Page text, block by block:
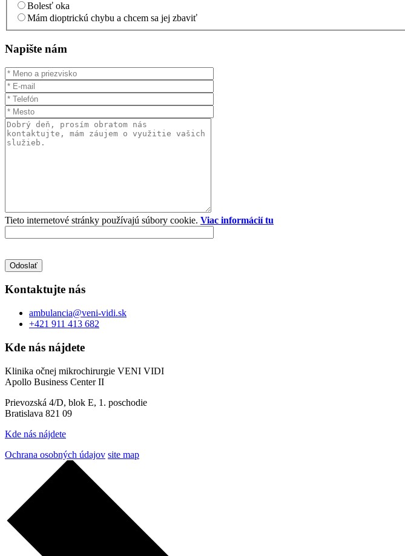
Bolesť oka
Mám dioptrickú chybu a chcem sa jej zbaviť
Napište nám
Tieto internetové stránky používajú súbory cookie. Viac informácií tu
Kontaktujte nás
ambulancia@veni-vidi.sk
+421 911 413 682
Kde nás nájdete
Klinika očnej mikrochirurgie VENI VIDI
Apollo Business Center II
Prievozská 4/D, blok E, 1. poschodie
Bratislava 821 09
Kde nás nájdete
Ochrana osobných údajov site map